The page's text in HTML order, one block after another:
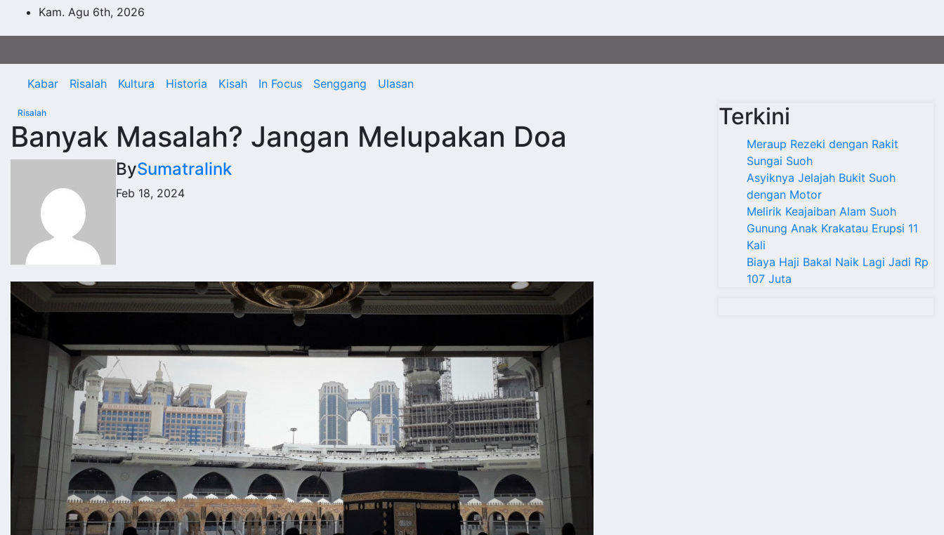
Kam. Agu 6th, 2026
Kabar Risalah Kultura Historia Kisah In Focus Senggang Ulasan
Risalah
Banyak Masalah? Jangan Melupakan Doa
BySumatralink
Feb 18, 2024
Terkini
Meraup Rezeki dengan Rakit
Sungai Suoh
Asyiknya Jelajah Bukit Suoh
dengan Motor
Melirik Keajaiban Alam Suoh
Gunung Anak Krakatau Erupsi 11
Kali
Biaya Haji Bakal Naik Lagi Jadi Rp
107 Juta